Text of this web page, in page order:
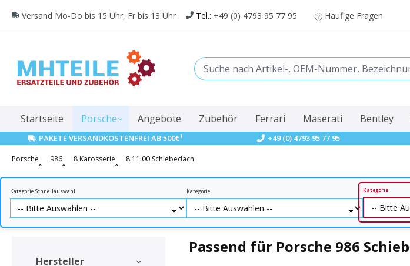
Zur Hauptnavigation springen
Versand Mo-Do bis 15 Uhr, Fr bis 13 Uhr Tel.: +49 (0) 4793 95 77 95 Häufige Fragen
Startseite Porsche Angebote Zubehör Ferrari Maserati Bentley
PAKETE VERSANDKOSTENFREI AB 500€1 +49 (0) 4793 95 77 95
Porsche 986 8 Karosserie 8.11.00 Schiebedach
Kategorie Schnellauswahl Kategorie Kategorie
Hersteller
Passend für Porsche 986